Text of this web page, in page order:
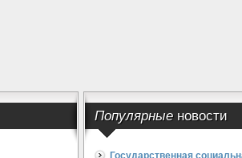
Популярные новости
Государственная